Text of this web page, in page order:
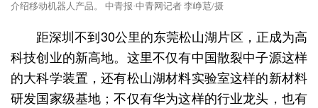
介绍移动机器人产品。 中青报·中青网记者 李峥苨/摄
距深圳不到30公里的东莞松山湖片区，正成为高
科技创业的新高地。这里不仅有中国散裂中子源这样
的大科学装置，还有松山湖材料实验室这样的新材料
研发国家级基地；不仅有华为这样的行业龙头，也有